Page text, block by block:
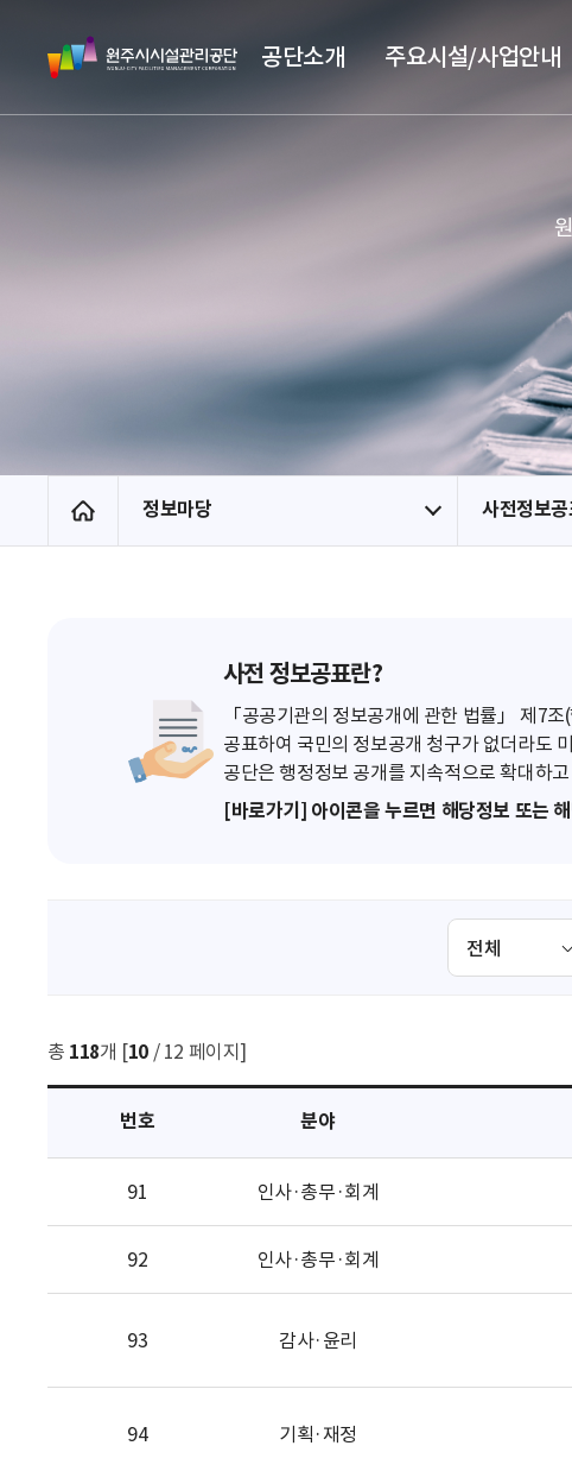
원
주
시
관
단
공단소개 주요시설/사업안내
홈 정보마당 사전정보
사전 정보공표란?
「공공기관의 정보공개에 관한 법률」 제7
공표하여 국민의 정보공개 청구가 없더라도
공단은 행정정보 공개를 지속적으로 확대하
[바로가기] 아이콘을 누르면 해당정보 또는
총 118개 [10 / 12 페이지]
번호 분야
91 인사·총무·회계
92 인사·총무·회계
93 감사·윤리
94 기획·재정